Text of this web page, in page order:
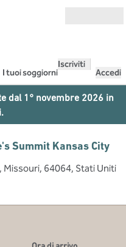
I tuoi soggiorni
Iscriviti
Accedi
dal 1° novembre 2026 in
Summit Kansas City
Missouri, 64064, Stati Uniti